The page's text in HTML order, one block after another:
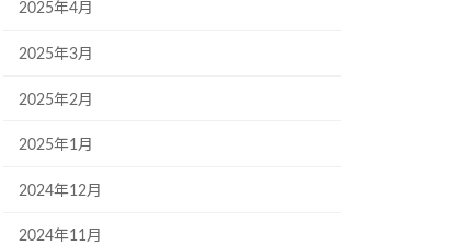
2025年4月
2025年3月
2025年2月
2025年1月
2024年12月
2024年11月